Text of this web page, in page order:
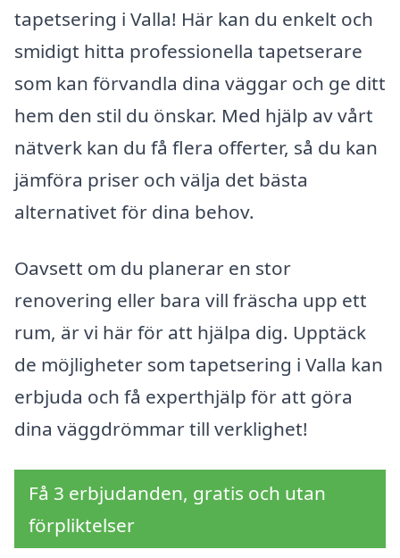
tapetsering i Valla! Här kan du enkelt och
smidigt hitta professionella tapetserare
som kan förvandla dina väggar och ge ditt
hem den stil du önskar. Med hjälp av vårt
nätverk kan du få flera offerter, så du kan
jämföra priser och välja det bästa
alternativet för dina behov.
Oavsett om du planerar en stor
renovering eller bara vill fräscha upp ett
rum, är vi här för att hjälpa dig. Upptäck
de möjligheter som tapetsering i Valla kan
erbjuda och få experthjälp för att göra
dina väggdrömmar till verklighet!
Få 3 erbjudanden, gratis och utan
förpliktelser